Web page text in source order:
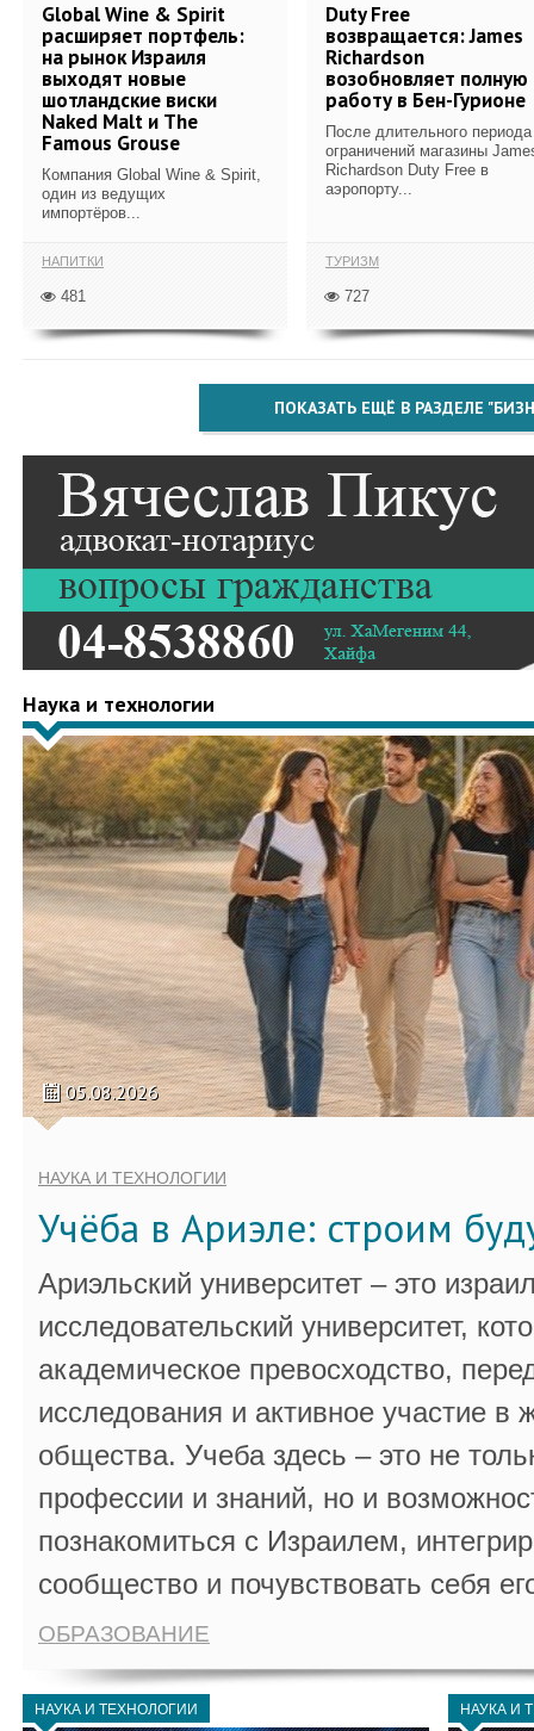
Global Wine & Spirit
расширяет портфель:
на рынок Израиля
выходят новые
шотландские виски
Naked Malt и The
Famous Grouse
Компания Global Wine & Spirit,
один из ведущих
импортёров...
НАПИТКИ
481
Duty Free
возвращается: James
Richardson
возобновляет полную
работу в Бен-Гурионе
После длительного периода
ограничений магазины
Richardson Duty Free в
аэропорту...
ТУРИЗМ
727
ПОКАЗАТЬ ЕЩЁ В РАЗДЕЛЕ
Наука и технологии
05.08.2026
НАУКА И ТЕХНОЛОГИИ
Учёба в Ариэле: строим
Ариэльский университет – это
исследовательский университет,
академическое превосходство,
исследования и активное участие в
общества. Учеба здесь – это не
профессии и знаний, но и
познакомиться с Израилем,
сообщество и почувствовать себя
ОБРАЗОВАНИЕ
НАУКА И ТЕХНОЛОГИИ НАУКА И